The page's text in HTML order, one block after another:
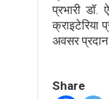
प्रभारी
क्राइटेरिया
अवसर
Share